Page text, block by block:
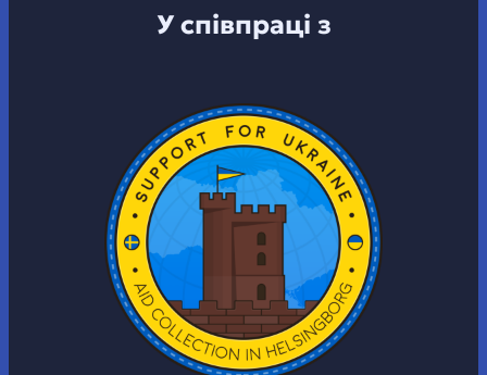
У співпраці з